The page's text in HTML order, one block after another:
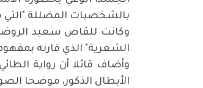
بالشخصيات المضللة "التي
وكانت للقاص سعيد
الشعرية" الذي قارنه
وأضاف قائلا أن رواية
الأبطال الذكور، موضحا